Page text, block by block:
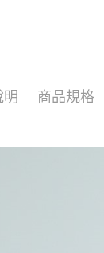
明 商品規格